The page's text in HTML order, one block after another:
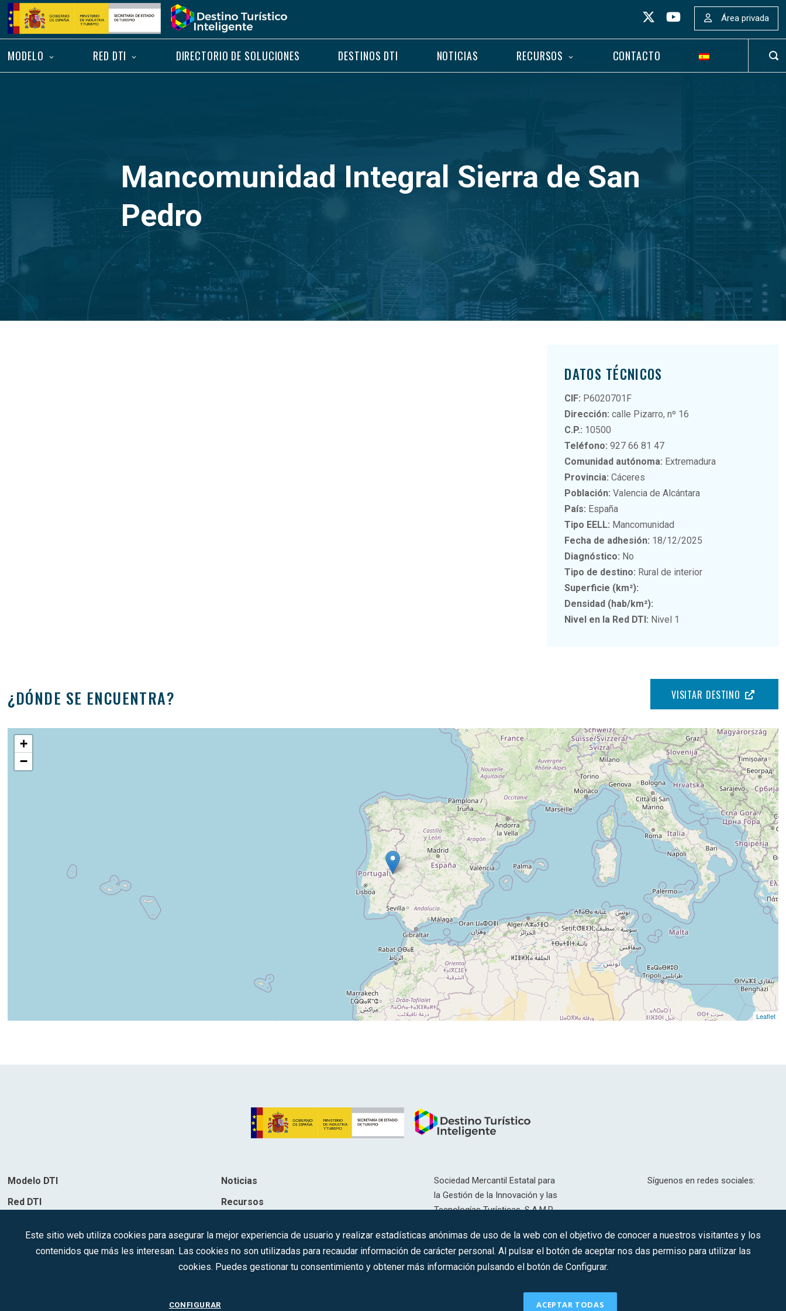
Saltar
contenido
Inicio
Área privada
MODELO RED DTI DIRECTORIO DE SOLUCIONES DESTINOS DTI NOTICIAS RECURSOS CONTACTO
Mancomunidad Integral Sierra de San
Pedro
DATOS TÉCNICOS
CIF: P6020701F
Dirección: calle Pizarro, nº 16
C.P.: 10500
Teléfono: 927 66 81 47
Comunidad autónoma: Extremadura
Provincia: Cáceres
Población: Valencia de Alcántara
País: España
Tipo EELL: Mancomunidad
Fecha de adhesión: 18/12/2025
Diagnóstico: No
Tipo de destino: Rural de interior
Superficie (km²):
Densidad (hab/km²):
Nivel en la Red DTI: Nivel 1
¿DÓNDE SE ENCUENTRA? VISITAR DESTINO
+
−
Leaflet
Modelo DTI
Red DTI
Noticias
Recursos
Sociedad Mercantil Estatal para
la Gestión de la Innovación y las
Tecnologías Turísticas, S.A.M.P.
Inscrita en el R.M. de Madrid, T,
12593, Se. 8, F. 129, H. 201.307.
C.I.F.: A-81/874.984
Síguenos en redes sociales:
CONTACTO
Este sitio web utiliza cookies para asegurar la mejor experiencia de usuario y realizar estadísticas anónimas de uso de la web con el objetivo de conocer a nuestros visitantes y los
contenidos que más les interesan. Las cookies no son utilizadas para recaudar información de carácter personal. Al pulsar el botón de aceptar nos das permiso para utilizar las
cookies. Puedes gestionar tu consentimiento y obtener más información pulsando el botón de Configurar.
CONFIGURAR ACEPTAR TODAS